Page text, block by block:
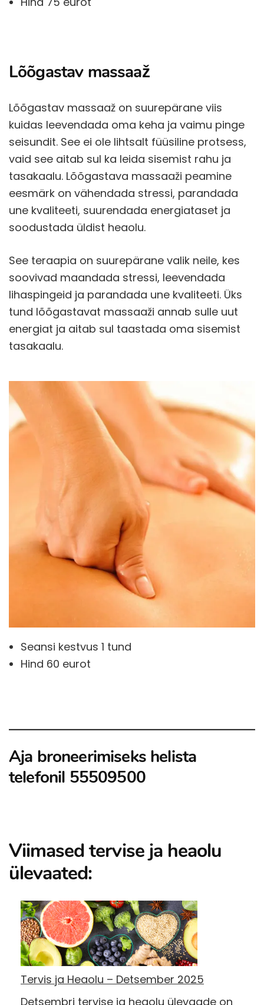
Lõõgastav massaaž
Lõõgastav massaaž on suurepärane viis
kuidas leevendada oma keha ja vaimu pinge
seisundit. See ei ole lihtsalt füüsiline protsess,
vaid see aitab sul ka leida sisemist rahu ja
tasakaalu. Lõõgastava massaaži peamine
eesmärk on vähendada stressi, parandada
une kvaliteeti, suurendada energiataset ja
soodustada üldist heaolu.
See teraapia on suurepärane valik neile, kes
soovivad maandada stressi, leevendada
lihaspingeid ja parandada une kvaliteeti. Üks
tund lõõgastavat massaaži annab sulle uut
energiat ja aitab sul taastada oma sisemist
tasakaalu.
Seansi kestvus 1 tund
Hind 60 eurot
Aja broneerimiseks helista
telefonil 55509500
Viimased tervise ja heaolu
ülevaated:
Tervis ja Heaolu – Detsember 2025
Detsembri tervise ja heaolu ülevaade on